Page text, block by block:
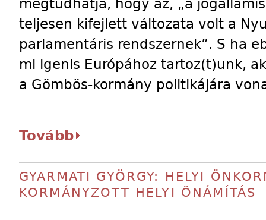
megtudhatja, hogy az, „a
teljesen kifejlett változata volt a
parlamentáris rendszernek”. S ha
mi igenis Európához tartoz(t)unk,
a Gömbös-kormány politikájára
Tovább
GYARMATI GYÖRGY: HELYI
KORMÁNYZOTT HELYI ÖNÁMÍTÁS